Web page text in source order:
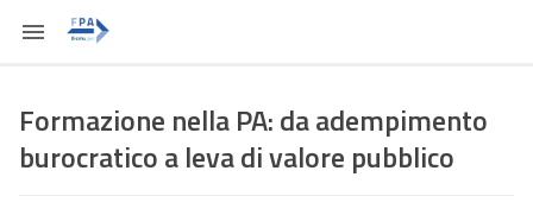
Formazione nella PA: da adempimento
burocratico a leva di valore pubblico